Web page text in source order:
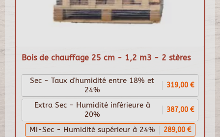
Bois de chauffage 25 cm - 1,2 m3 - 2 stères
Sec - Taux d'humidité entre 18% et
24%
319,00 €
Extra Sec - Humidité inférieure à
20%
387,00 €
Mi-Sec - Humidité supérieur à 24% 289,00 €